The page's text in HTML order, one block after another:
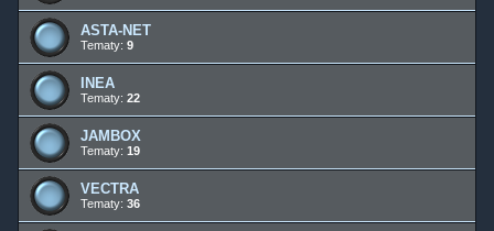
ASTA-NET
Tematy: 9
INEA
Tematy: 22
JAMBOX
Tematy: 19
VECTRA
Tematy: 36